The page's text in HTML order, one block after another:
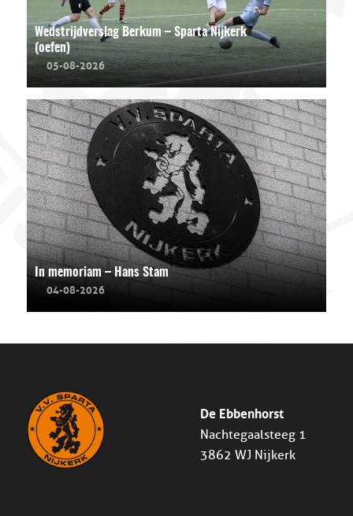
Wedstrijdverslag Berkum – Sparta Nijkerk
(oefen)
05-08-2026
In memoriam – Hans Stam
04-08-2026
De Ebbenhorst
Nachtegaalsteeg 1
3862 WJ Nijkerk